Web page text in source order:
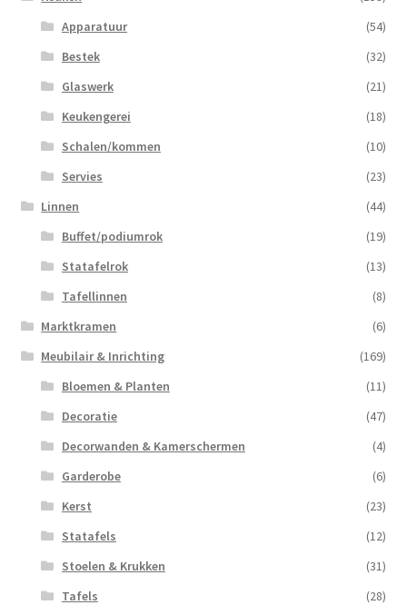
Apparatuur
(54)
Bestek
(32)
Glaswerk
(21)
Keukengerei
(18)
Schalen/kommen
(10)
Servies
(23)
Linnen
(44)
Buffet/podiumrok
(19)
Statafelrok
(13)
Tafellinnen
(8)
Marktkramen
(6)
Meubilair & Inrichting
(169)
Bloemen & Planten
(11)
Decoratie
(47)
Decorwanden & Kamerschermen
(4)
Garderobe
(6)
Kerst
(23)
Statafels
(12)
Stoelen & Krukken
(31)
Tafels
(28)